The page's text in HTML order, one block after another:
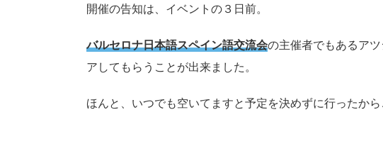
開催の告知は、イベントの３日前。
バルセロナ日本語スペイン語交流会の主催者でもあるアツ
アしてもらうことが出来ました。
ほんと、いつでも空いてますと予定を決めずに行ったから